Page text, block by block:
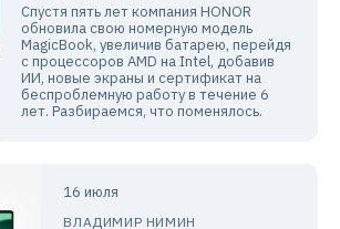
Спустя пять лет компания HONOR
обновила свою номерную модель
MagicBook, увеличив батарею, перейдя
с процессоров AMD на Intel, добавив
ИИ, новые экраны и сертификат на
беспроблемную работу в течение 6
лет. Разбираемся, что поменялось.
16 июля
ВЛАДИМИР НИМИН